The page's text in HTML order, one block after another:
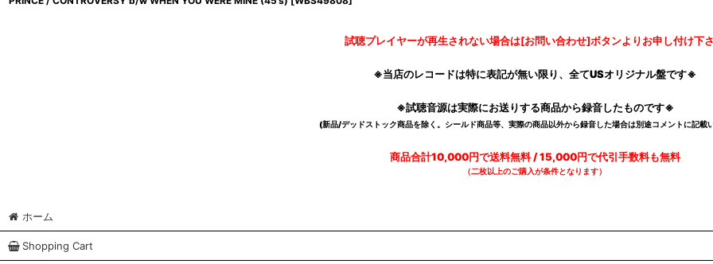
試聴プレイヤーが再生されない場合は[お問い合わせ]ボタンよりお申し付け下
※当店のレコードは特に表記が無い限り、全てUSオリジナル盤です※
※試聴音源は実際にお送りする商品から録音したものです※
(新品/デッドストック商品を除く。シールド商品等、実際の商品以外から録音した場合は別途コメントに記載
商品合計10,000円で送料無料 / 15,000円で代引手数料も無料
（二枚以上のご購入が条件となります）
ホーム
Shopping Cart